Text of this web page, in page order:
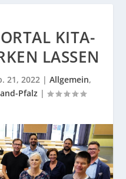
KITA-
LASSEN
21, 2022| Allgemein,
Pfalz |